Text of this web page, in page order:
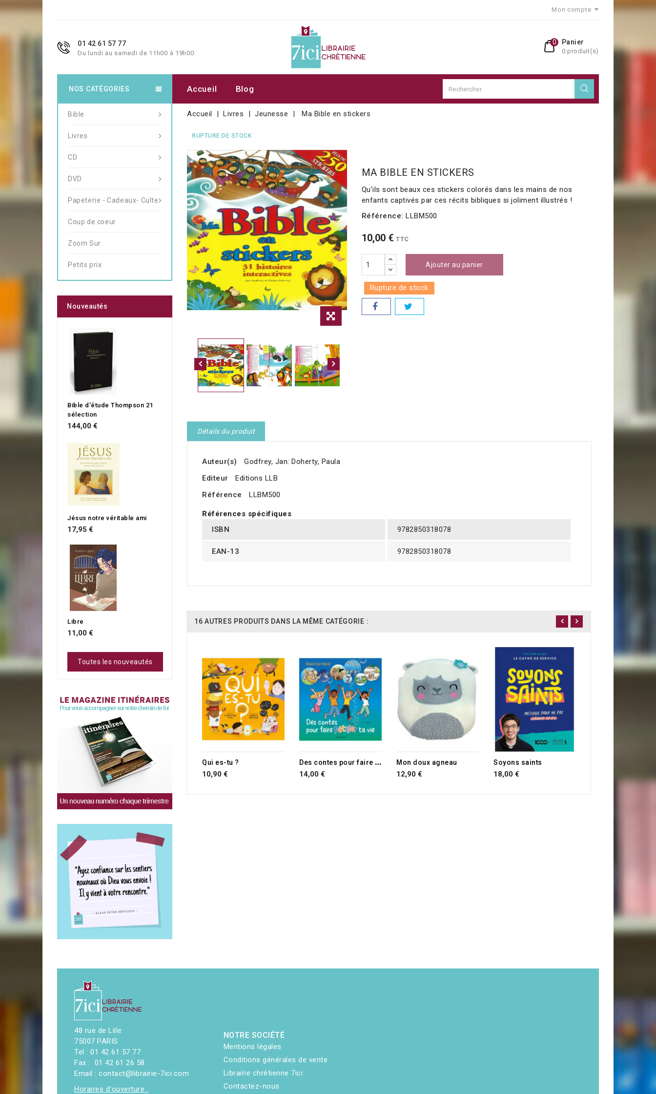
Mon compte
01 42 61 57 77
Du lundi au samedi de 11h00 à 19h00
Panier
0 produit(s)
0
Accueil Blog
Accueil Livres Jeunesse Ma Bible en stickers
RUPTURE DE STOCK
MA BIBLE EN STICKERS
Qu’ils sont beaux ces stickers colorés dans les mains de nos
enfants captivés par ces récits bibliques si joliment illustrés !
Référence: LLBM500
10,00 € TTC
Ajouter au panier
Rupture de stock
Détails du produit
Auteur(s)
Godfrey, Jan: Doherty, Paula
Editeur
Editions LLB
Référence
LLBM500
Références spécifiques
ISBN
9782850318078
EAN-13 9782850318078
16 AUTRES PRODUITS DANS LA MÊME CATÉGORIE :
Qui es-tu ?
10,90 €
D
es contes pour faire pétiller ta vie
14,00 €
Mon doux agneau
12,90 €
Soyons saints
18,00 €
NOS CATÉGORIES
Bible
Livres
CD
DVD
Papeterie - Cadeaux- Culte
Coup de coeur
Zoom Sur
Petits prix
Nouveautés
Bible d'étude Thompson 21
sélection
144,00 €
Jésus notre véritable ami
17,95 €
Libre
11,00 €
Toutes les nouveautés
48 rue de Lille
75007 PARIS
Tel : 01 42 61 57 77
Fax : 01 42 61 26 58
Email : contact@librairie-7ici.com
Horaires d'ouverture :
NOTRE SOCIÉTÉ
Mentions légales
Conditions générales de vente
Librairie chrétienne 7ici
Contactez-nous